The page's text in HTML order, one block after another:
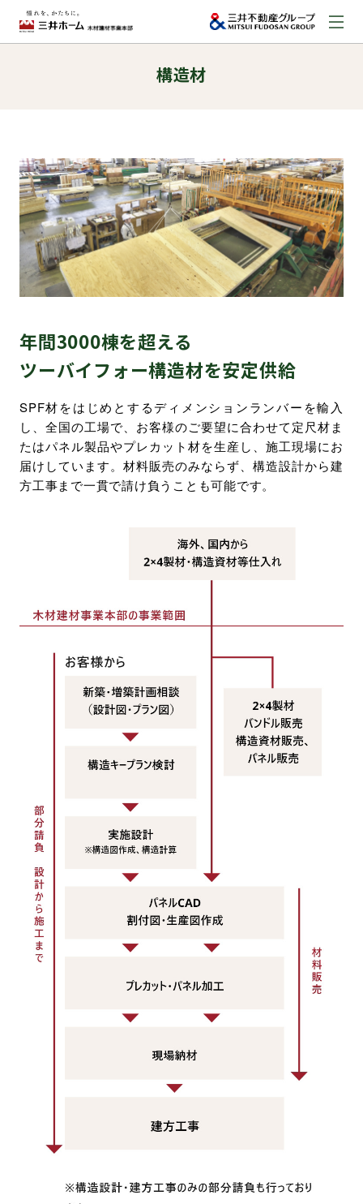
お問い合わせ
事業本部案内
事業内容
建築実例
環境・社会への取り組み
モッケン便り
構造材
年間3000棟を超える
ツーバイフォー構造材を安定供給
SPF材をはじめとするディメンションランバーを輸入
し、全国の工場で、お客様のご要望に合わせて定尺材ま
たはパネル製品やプレカット材を生産し、施工現場にお
届けしています。材料販売のみならず、構造設計から建
方工事まで一貫で請け負うことも可能です。